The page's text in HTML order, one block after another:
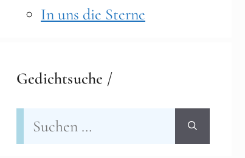
In uns die Sterne
Gedichtsuche /
Suchen
nach: